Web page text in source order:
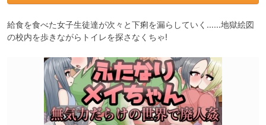
給食を食べた女子生徒達が次々と下痢を漏らしていく……地獄絵図